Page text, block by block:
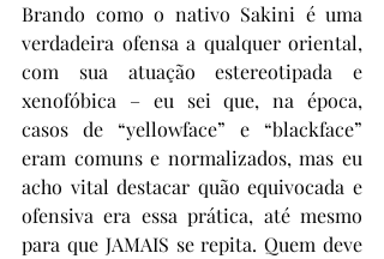
Brando como o nativo Sakini é uma
verdadeira ofensa a qualquer oriental,
com sua atuação estereotipada e
xenofóbica – eu sei que, na época,
casos de “yellowface” e “blackface”
eram comuns e normalizados, mas eu
acho vital destacar quão equivocada e
ofensiva era essa prática, até mesmo
para que JAMAIS se repita. Quem deve